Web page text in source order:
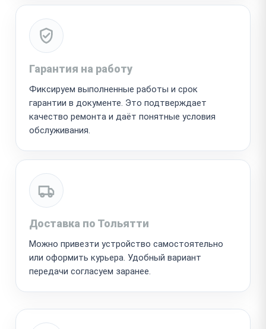
Гарантия на работу
Фиксируем выполненные работы и срок
гарантии в документе. Это подтверждает
качество ремонта и даёт понятные условия
обслуживания.
Доставка по Тольятти
Можно привезти устройство самостоятельно
или оформить курьера. Удобный вариант
передачи согласуем заранее.